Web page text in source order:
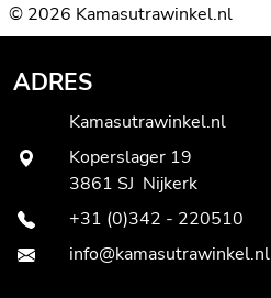
© 2026 Kamasutrawinkel.nl
ADRES
Kamasutrawinkel.nl
Koperslager 19
3861 SJ Nijkerk
+31 (0)342 - 220510
info@kamasutrawinkel.nl